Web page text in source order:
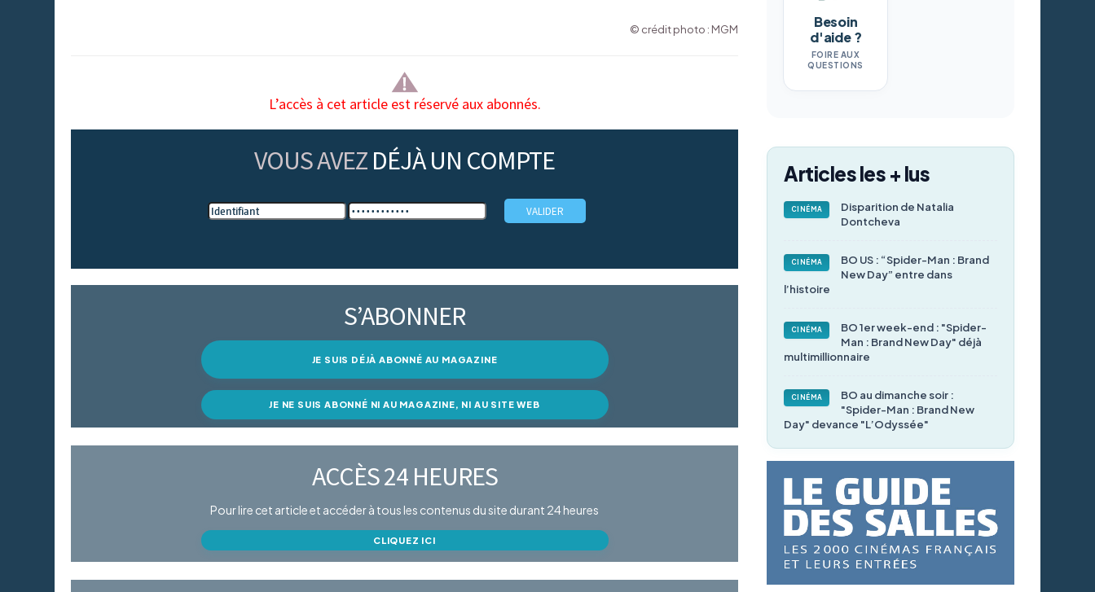
© crédit photo : MGM
L’accès à cet article est réservé aux abonnés.
VOUS AVEZ DÉJÀ UN COMPTE
S’ABONNER
JE SUIS DÉJÀ ABONNÉ AU MAGAZINE
JE NE SUIS ABONNÉ NI AU MAGAZINE, NI AU SITE WEB
ACCÈS 24 HEURES
Pour lire cet article et accéder à tous les contenus du site durant 24 heures
CLIQUEZ ICI
Besoin
d'aide ?
FOIRE AUX
QUESTIONS
Articles les + lus
CINÉMA
Disparition de Natalia
Dontcheva
CINÉMA
BO US : “Spider-Man : Brand
New Day” entre dans
l’histoire
CINÉMA
BO 1er week-end : "Spider-
Man : Brand New Day" déjà
multimillionnaire
CINÉMA
BO au dimanche soir :
"Spider-Man : Brand New
Day" devance "L’Odyssée"